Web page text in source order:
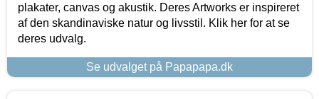
plakater, canvas og akustik. Deres Artworks er inspireret
af den skandinaviske natur og livsstil. Klik her for at se
deres udvalg.
Se udvalget på Papapapa.dk